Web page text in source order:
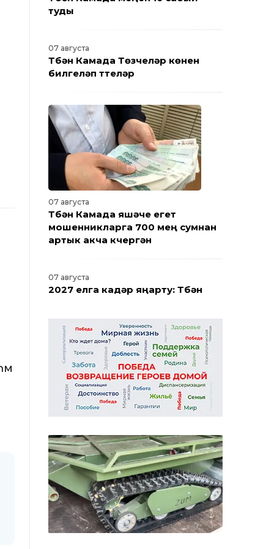
туды
07 августа
Түбән Камада Төзүчеләр көнен
билгеләп үттеләр
07 августа
Түбән Камада яшәүче егет
мошенникларга 700 мең сумнан
артык акча күчергән
07 августа
2027 елга кадәр яңарту: Түбән
06 августа
Түбән Каманың Субай урамында
ремонтның беренче этабы тәмам
06 августа
башлана: эшләр барышы
турында Түбән Кама мэры
сөйләде